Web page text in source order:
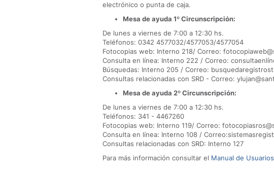
electrónico o punta de caja.
Mesa de ayuda 1º Circunscripción:
De lunes a viernes de 7:00 a 12:30 hs.
Teléfonos: 0342 4577032/4577053/4577054
Fotocopias web: Interno 218/ Correo:
Consulta en línea: Interno 222 / Correo:
Búsquedas: Interno 205 / Correo:
Consultas relacionadas con SRD - Correo:
Mesa de ayuda 2º Circunscripción:
De lunes a viernes de 7:00 a 12:30 hs.
Teléfonos: 341 - 4467260
Fotocopias web: Interno 119/ Correo:
Consulta en línea: Interno 108 /
Consultas relacionadas con SRD: Interno 127
Para más información consultar el Manual de